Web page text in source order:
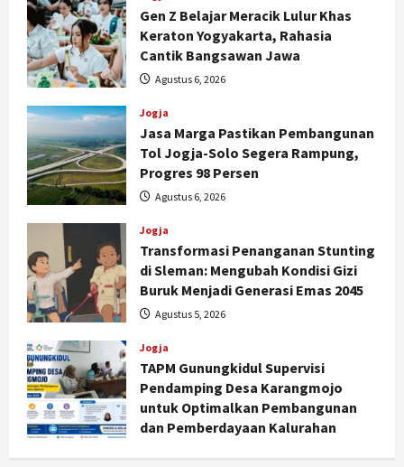
Gen Z Belajar Meracik Lulur Khas
Keraton Yogyakarta, Rahasia
Cantik Bangsawan Jawa
Agustus 6, 2026
Jogja
Jasa Marga Pastikan Pembangunan
Tol Jogja-Solo Segera Rampung,
Progres 98 Persen
Agustus 6, 2026
Jogja
Transformasi Penanganan Stunting
di Sleman: Mengubah Kondisi Gizi
Buruk Menjadi Generasi Emas 2045
Agustus 5, 2026
Jogja
TAPM Gunungkidul Supervisi
Pendamping Desa Karangmojo
untuk Optimalkan Pembangunan
dan Pemberdayaan Kalurahan
2
Jogja
Peringatan HUT ke-270 Kota
pada UMKM dan Wisata
Agustus 7, 2026
Jogja
Dorong Ekonomi Lokal,
Gunungkidul Gelar Open Sepatu